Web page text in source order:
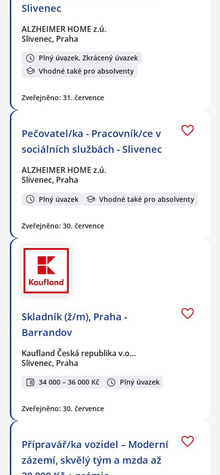
Slivenec
ALZHEIMER HOME z.ú.
Slivenec, Praha
Plný úvazek, Zkrácený úvazek
Vhodné také pro absolventy
Zveřejněno: 31. července
Pečovatel/ka - Pracovník/ce v
sociálních službách - Slivenec
ALZHEIMER HOME z.ú.
Slivenec, Praha
Plný úvazek Vhodné také pro absolventy
Zveřejněno: 30. července
Skladník (ž/m), Praha -
Barrandov
Kaufland Česká republika v.o…
Slivenec, Praha
34 000 – 36 000 Kč Plný úvazek
Zveřejněno: 30. července
Přípravář/ka vozidel – Moderní
zázemí, skvělý tým a mzda až